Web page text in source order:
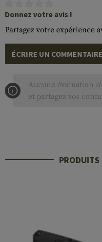
Donnez votre avis !
Partagez votre expérience
ÉCRIRE UN COMMENTAIRE
Aucune évaluation
et partagez vos
PRODUITS